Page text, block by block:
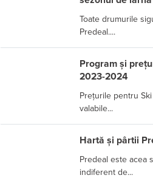
Toate drumurile
Predeal....
Program și
2023-2024
Prețurile pentru
valabile...
Hartă și pârtii
Predeal este acea
indiferent de...